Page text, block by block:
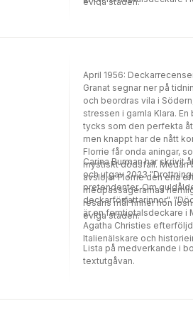
April 1956:
Granat segnar ner på
och beordras vila i
stressen i gamla Klara. En
tycks som den perfekta
men knappt har de nått
Florrie får onda aningar,
mystiskt dödsfall. Medan
avslöjar Florrie den ena
medpassagerarnas
resans mål finner hon
eviga staden.
Carina Burman har skrivit
och utgav 2023
pretendenter. Om
deckarförfattarinnor".
är en femtiotalsdeckare i
Agatha Christies
Italienälskare och
Lista på medverkande i
textutgåvan.